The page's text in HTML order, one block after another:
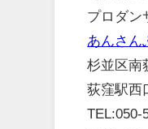
プロダン
あんさん
杉並区南
荻窪駅西
TEL:050-